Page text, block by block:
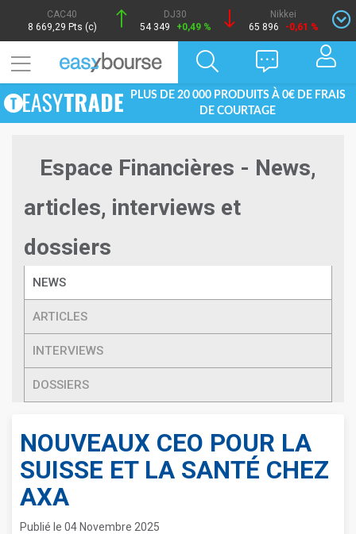
CAC40
8 669,29 Pts (c)
DJ30
54 349
+0,49 %
Nikkei
65 896
-0,61 %
PLUS DE 20 000 PRODUITS À 0€ DE FRAIS
DE COURTAGE
Espace Financières - News,
articles, interviews et
dossiers
NEWS
ARTICLES
INTERVIEWS
DOSSIERS
NOUVEAUX CEO POUR LA
SUISSE ET LA SANTÉ CHEZ
AXA
Publié le 04 Novembre 2025